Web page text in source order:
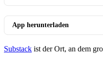
App herunterladen
Substack ist der Ort, an dem